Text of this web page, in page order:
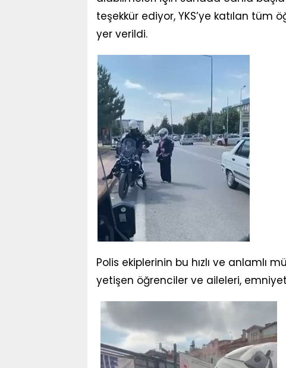
teşekkür ediyor, YKS’ye katılan tüm
yer verildi.
Polis ekiplerinin bu hızlı ve anlamlı
yetişen öğrenciler ve aileleri,